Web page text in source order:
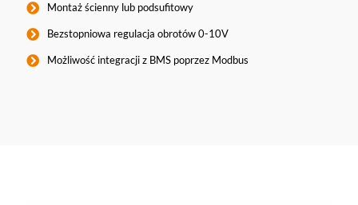
Montaż ścienny lub podsufitowy
Bezstopniowa regulacja obrotów 0-10V
Możliwość integracji z BMS poprzez Modbus